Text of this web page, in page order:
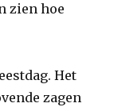
zien hoe
Het
zagen